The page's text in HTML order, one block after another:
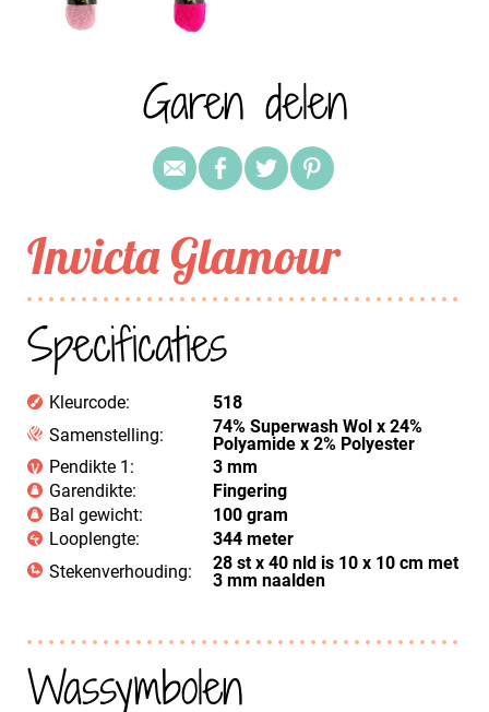
Garen delen
Invicta Glamour
Specificaties
Kleurcode:
518
Samenstelling:
74% Superwash Wol x 24%
Polyamide x 2% Polyester
Pendikte 1:
3 mm
Garendikte:
Fingering
Bal gewicht:
100 gram
Looplengte:
344 meter
Stekenverhouding:
28 st x 40 nld is 10 x 10 cm met
3 mm naalden
Wassymbolen